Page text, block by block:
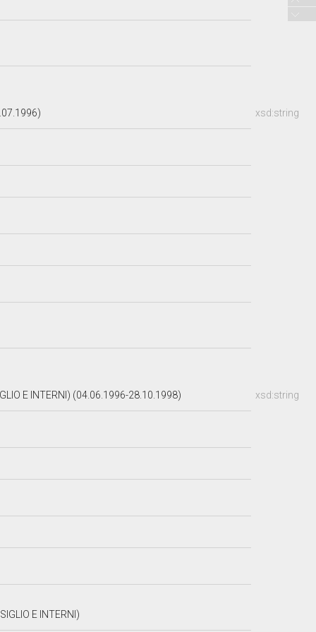
xsd:string
xsd:string
E INTERNI) (04.06.1996-28.10.1998)
E INTERNI)